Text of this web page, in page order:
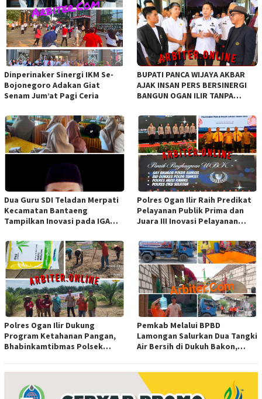
Dinperinaker Sinergi IKM Se-
Bojonegoro Adakan Giat
Senam Jum’at Pagi Ceria
BUPATI PANCA WIJAYA AKBAR
AJAK INSAN PERS BERSINERGI
BANGUN OGAN ILIR TANPA
Dua Guru SDI Teladan Merpati
Kecamatan Bantaeng
Tampilkan Inovasi pada IGA
Sulawesi
Polres Ogan Ilir Raih Predikat
Pelayanan Publik Prima dan
Juara III Inovasi Pelayanan
Polres Ogan Ilir Dukung
Program Ketahanan Pangan,
Bhabinkamtibmas Polsek
Jagung Pipil di Desa Sungai
Pemkab Melalui BPBD
Lamongan Salurkan Dua Tangki
Air Bersih di Dukuh Bakon,